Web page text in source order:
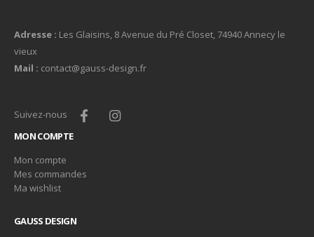
Adresse : Les Glaisins, 8 Avenue du Pré Closet, 74940 Annecy le
vieux
Mail : contact@gauss-design.fr
Suivez-nous
MON COMPTE
Mon compte
Mes commandes
Ma wishlist
GAUSS DESIGN